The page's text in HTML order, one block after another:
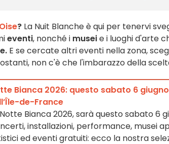
? La Nuit Blanche è qui per tenervi
eventi, nonché i museie i luoghi d'arte
E se cercate altri eventi nella zona,
non c'è che l'imbarazzo della
Bianca 2026: questo sabato 6
de-France
Bianca 2026, sarà questo sabato 6
installazioni, performance, musei
ed eventi gratuiti: ecco la nostra